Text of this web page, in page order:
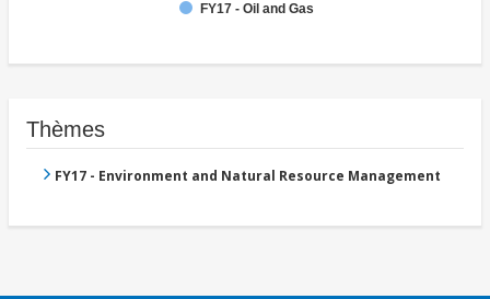
FY17 - Oil and Gas
Thèmes
FY17 - Environment and Natural Resource Management